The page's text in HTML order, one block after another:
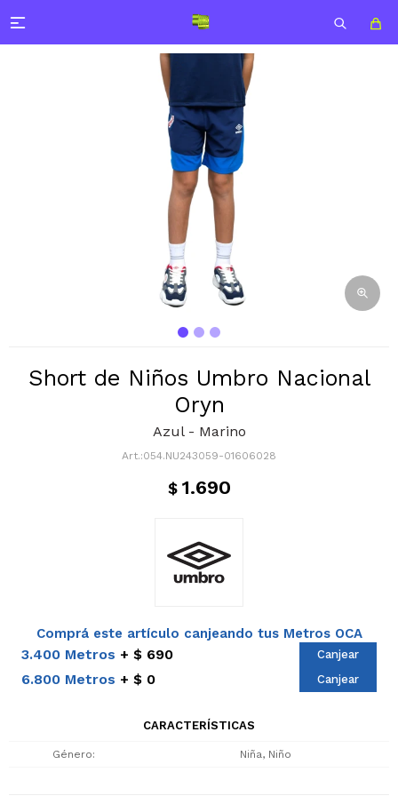

Short de Niños Umbro Nacional
Oryn
Azul - Marino
054.NU243059-01606028
$ 1.690
Comprá este artículo canjeando tus Metros OCA
3.400 Metros $ 690 Canjear
6.800 Metros $ 0 Canjear
CARACTERÍSTICAS
Género Niña, Niño